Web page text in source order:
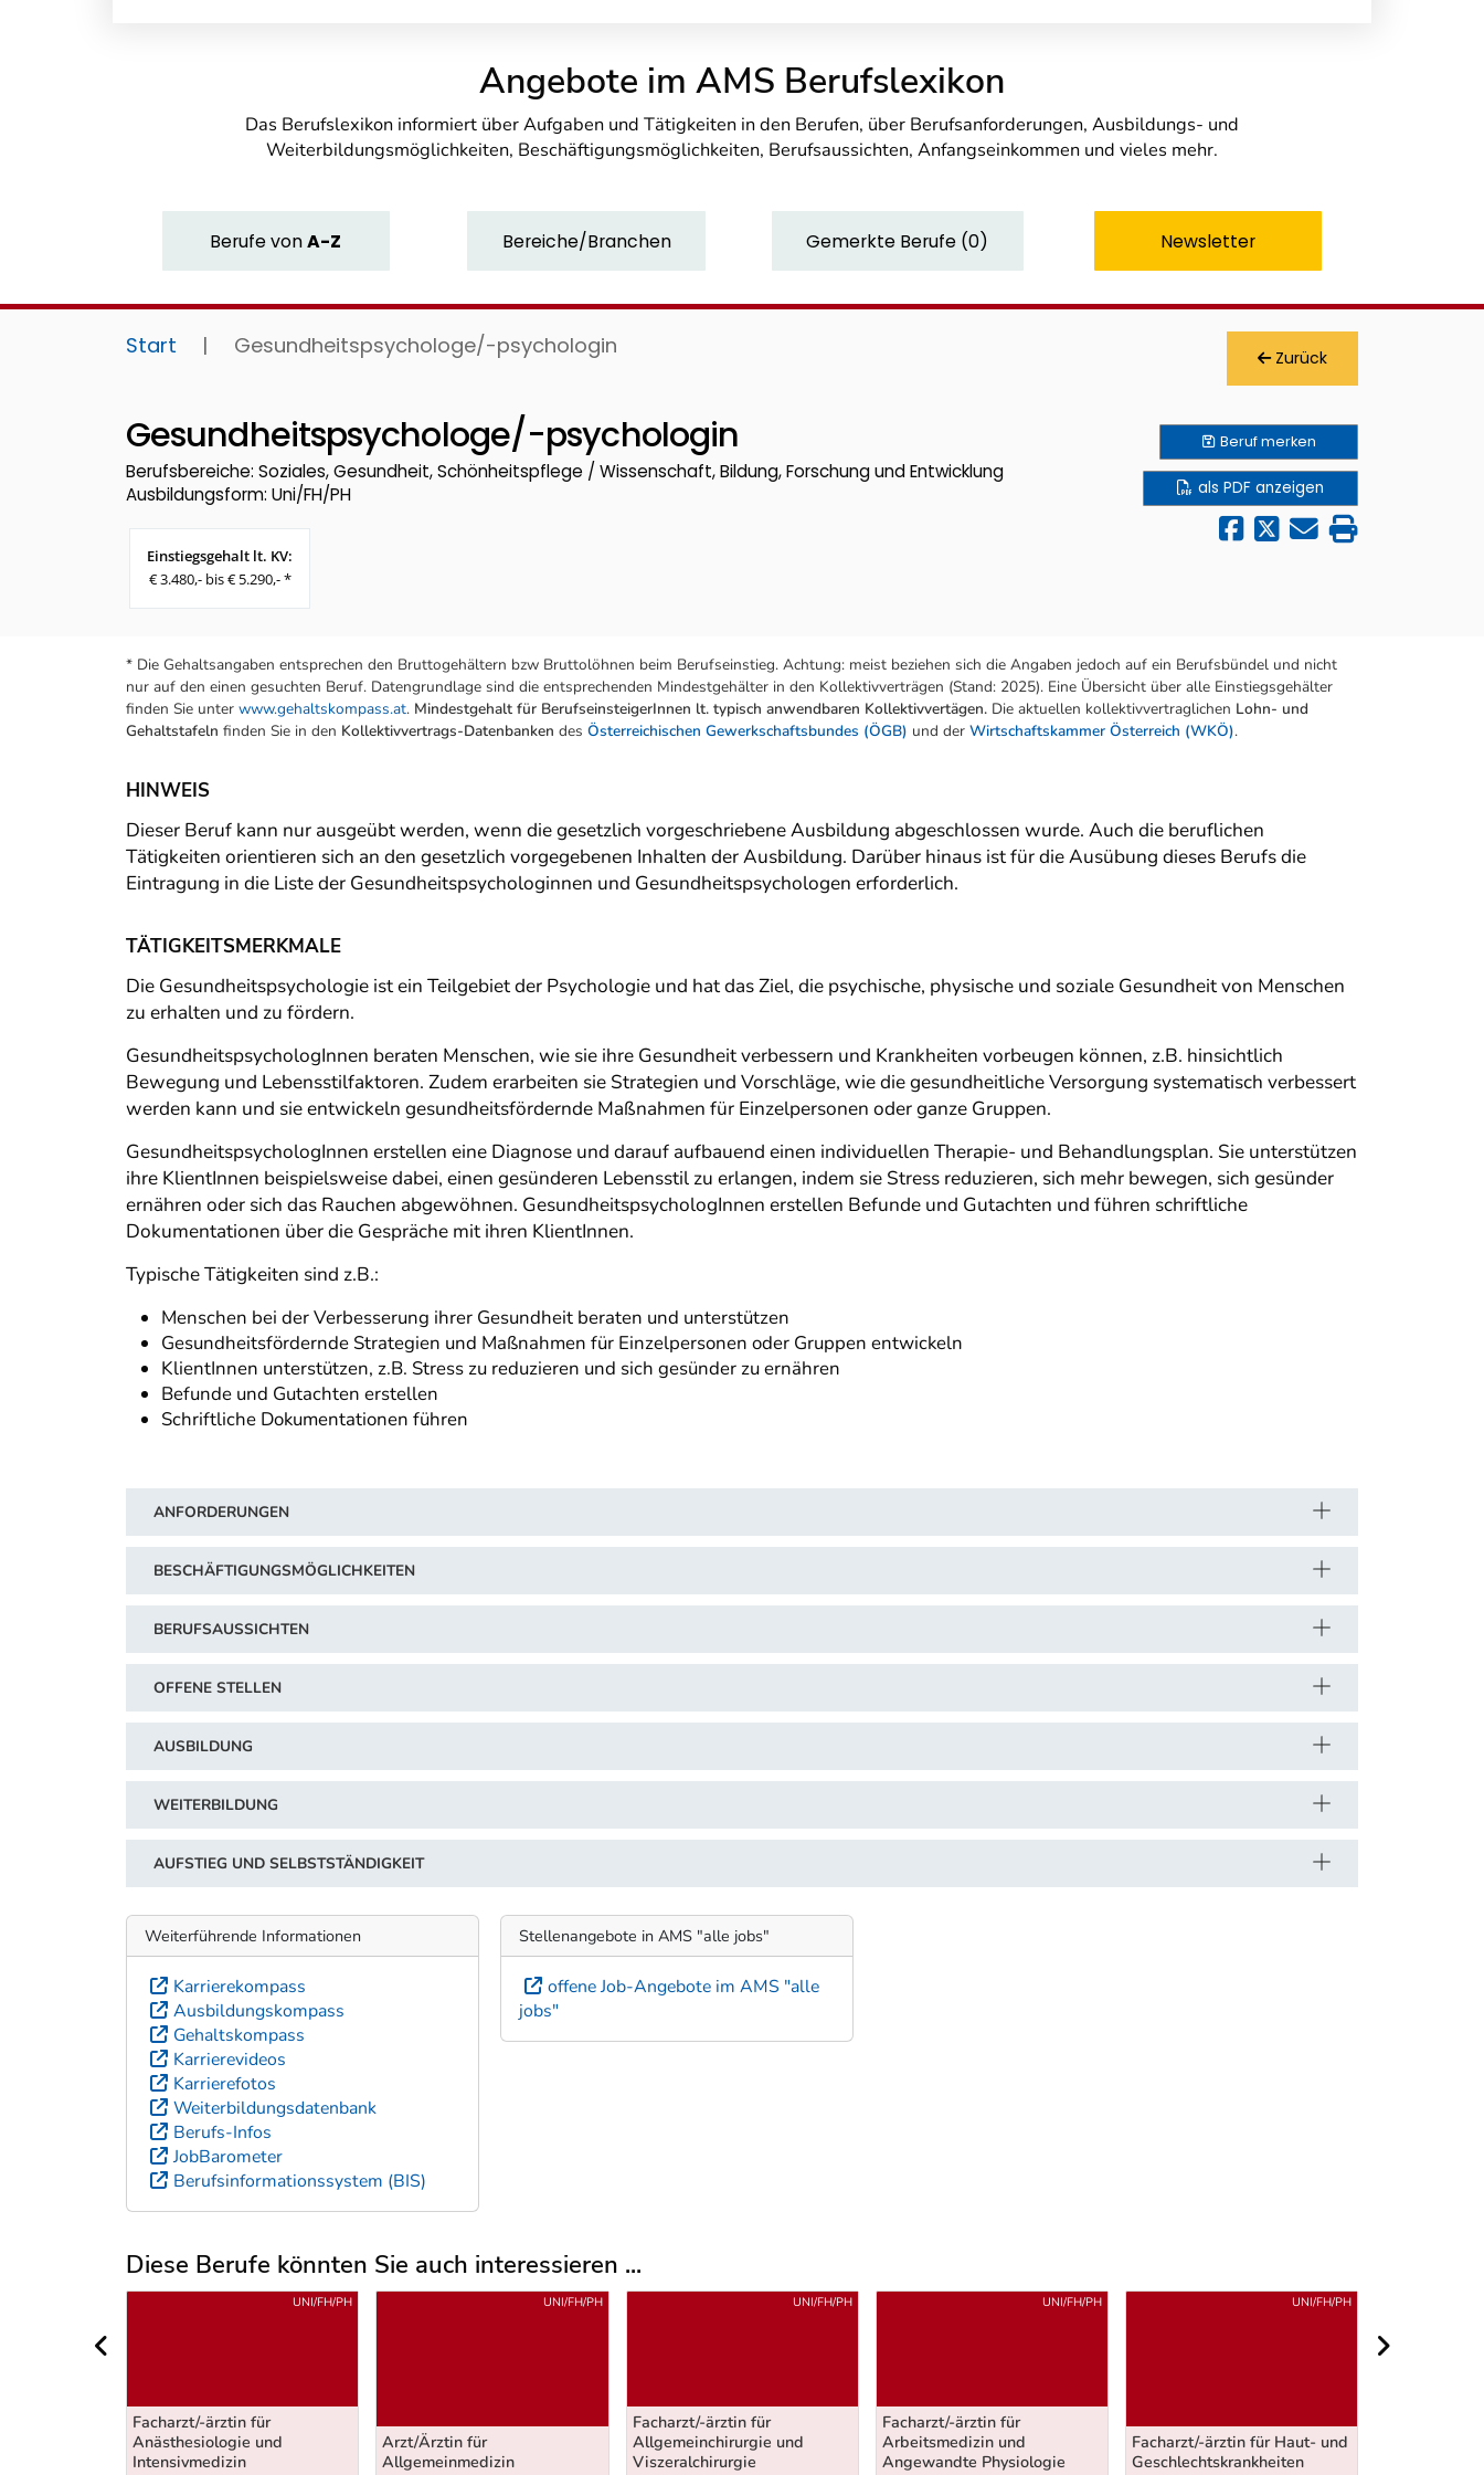
Angebote im AMS Berufslexikon
Das Berufslexikon informiert über Aufgaben und Tätigkeiten in den Berufen, über Berufsanforderungen, Ausbildungs- und
Weiterbildungsmöglichkeiten, Beschäftigungsmöglichkeiten, Berufsaussichten, Anfangseinkommen und vieles mehr.
BerufevonA-Z Bereiche/Branchen Gemerkte Berufe (0) Newsletter
Start | Gesundheitspsychologe/-psychologin Zurück
Gesundheitspsychologe/-psychologin
Berufsbereiche: Soziales, Gesundheit, Schönheitspflege / Wissenschaft, Bildung, Forschung und Entwicklung
Ausbildungsform: Uni/FH/PH
Einstiegsgehalt lt. KV:
€ 3.480,- bis € 5.290,- *
Berufmerken
als PDF anzeigen
* Die Gehaltsangaben entsprechen den Bruttogehältern bzw Bruttolöhnen beim Berufseinstieg. Achtung: meist beziehen sich die Angaben jedoch auf ein Berufsbündel und nicht
nur auf den einen gesuchten Beruf. Datengrundlage sind die entsprechenden Mindestgehälter in den Kollektivverträgen (Stand: 2025). Eine Übersicht über alle Einstiegsgehälter
finden Sie unter www.gehaltskompass.at. Mindestgehalt für BerufseinsteigerInnen lt. typisch anwendbaren Kollektivvertägen. Die aktuellen kollektivvertraglichen Lohn- und
Gehaltstafeln finden Sie in den Kollektivvertrags-Datenbanken des Österreichischen Gewerkschaftsbundes (ÖGB) und der Wirtschaftskammer Österreich (WKÖ).
HINWEIS
Dieser Beruf kann nur ausgeübt werden, wenn die gesetzlich vorgeschriebene Ausbildung abgeschlossen wurde. Auch die beruflichen
Tätigkeiten orientieren sich an den gesetzlich vorgegebenen Inhalten der Ausbildung. Darüber hinaus ist für die Ausübung dieses Berufs die
Eintragung in die Liste der Gesundheitspsychologinnen und Gesundheitspsychologen erforderlich.
TÄTIGKEITSMERKMALE
Die Gesundheitspsychologie ist ein Teilgebiet der Psychologie und hat das Ziel, die psychische, physische und soziale Gesundheit von Menschen
zu erhalten und zu fördern.
GesundheitspsychologInnen beraten Menschen, wie sie ihre Gesundheit verbessern und Krankheiten vorbeugen können, z.B. hinsichtlich
Bewegung und Lebensstilfaktoren. Zudem erarbeiten sie Strategien und Vorschläge, wie die gesundheitliche Versorgung systematisch verbessert
werden kann und sie entwickeln gesundheitsfördernde Maßnahmen für Einzelpersonen oder ganze Gruppen.
GesundheitspsychologInnen erstellen eine Diagnose und darauf aufbauend einen individuellen Therapie- und Behandlungsplan. Sie unterstützen
ihre KlientInnen beispielsweise dabei, einen gesünderen Lebensstil zu erlangen, indem sie Stress reduzieren, sich mehr bewegen, sich gesünder
ernähren oder sich das Rauchen abgewöhnen. GesundheitspsychologInnen erstellen Befunde und Gutachten und führen schriftliche
Dokumentationen über die Gespräche mit ihren KlientInnen.
Typische Tätigkeiten sind z.B.:
Menschen bei der Verbesserung ihrer Gesundheit beraten und unterstützen
Gesundheitsfördernde Strategien und Maßnahmen für Einzelpersonen oder Gruppen entwickeln
KlientInnen unterstützen, z.B. Stress zu reduzieren und sich gesünder zu ernähren
Befunde und Gutachten erstellen
Schriftliche Dokumentationen führen
ANFORDERUNGEN
BESCHÄFTIGUNGSMÖGLICHKEITEN
BERUFSAUSSICHTEN
OFFENE STELLEN
AUSBILDUNG
WEITERBILDUNG
AUFSTIEG UND SELBSTSTÄNDIGKEIT
Weiterführende Informationen
Karrierekompass
Ausbildungskompass
Gehaltskompass
Karrierevideos
Karrierefotos
Weiterbildungsdatenbank
Berufs-Infos
JobBarometer
Berufsinformationssystem (BIS)
Stellenangebote in AMS "alle jobs"
offene Job-Angebote im AMS "alle
jobs"
Diese Berufe könnten Sie auch interessieren ...
Uber weitere Berufsvorschläge
Facharzt/-ärztin für
Anästhesiologie und
Intensivmedizin
UNI/FH/PH
Arzt/Ärztin für
Allgemeinmedizin
UNI/FH/PH
Facharzt/-ärztin für
Allgemeinchirurgie und
Viszeralchirurgie
UNI/FH/PH
Facharzt/-ärztin für
Arbeitsmedizin und
Angewandte Physiologie
UNI/FH/PH
Facharzt/-ärztin für Haut- und
Geschlechtskrankheiten
UNI/FH/PH